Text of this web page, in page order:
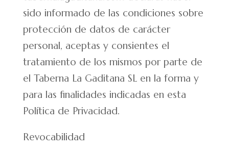
sido informado de las condiciones sobre
protección de datos de carácter
personal, aceptas y consientes el
tratamiento de los mismos por parte de
el Taberna La Gaditana SL en la forma y
para las finalidades indicadas en esta
Política de Privacidad.
Revocabilidad